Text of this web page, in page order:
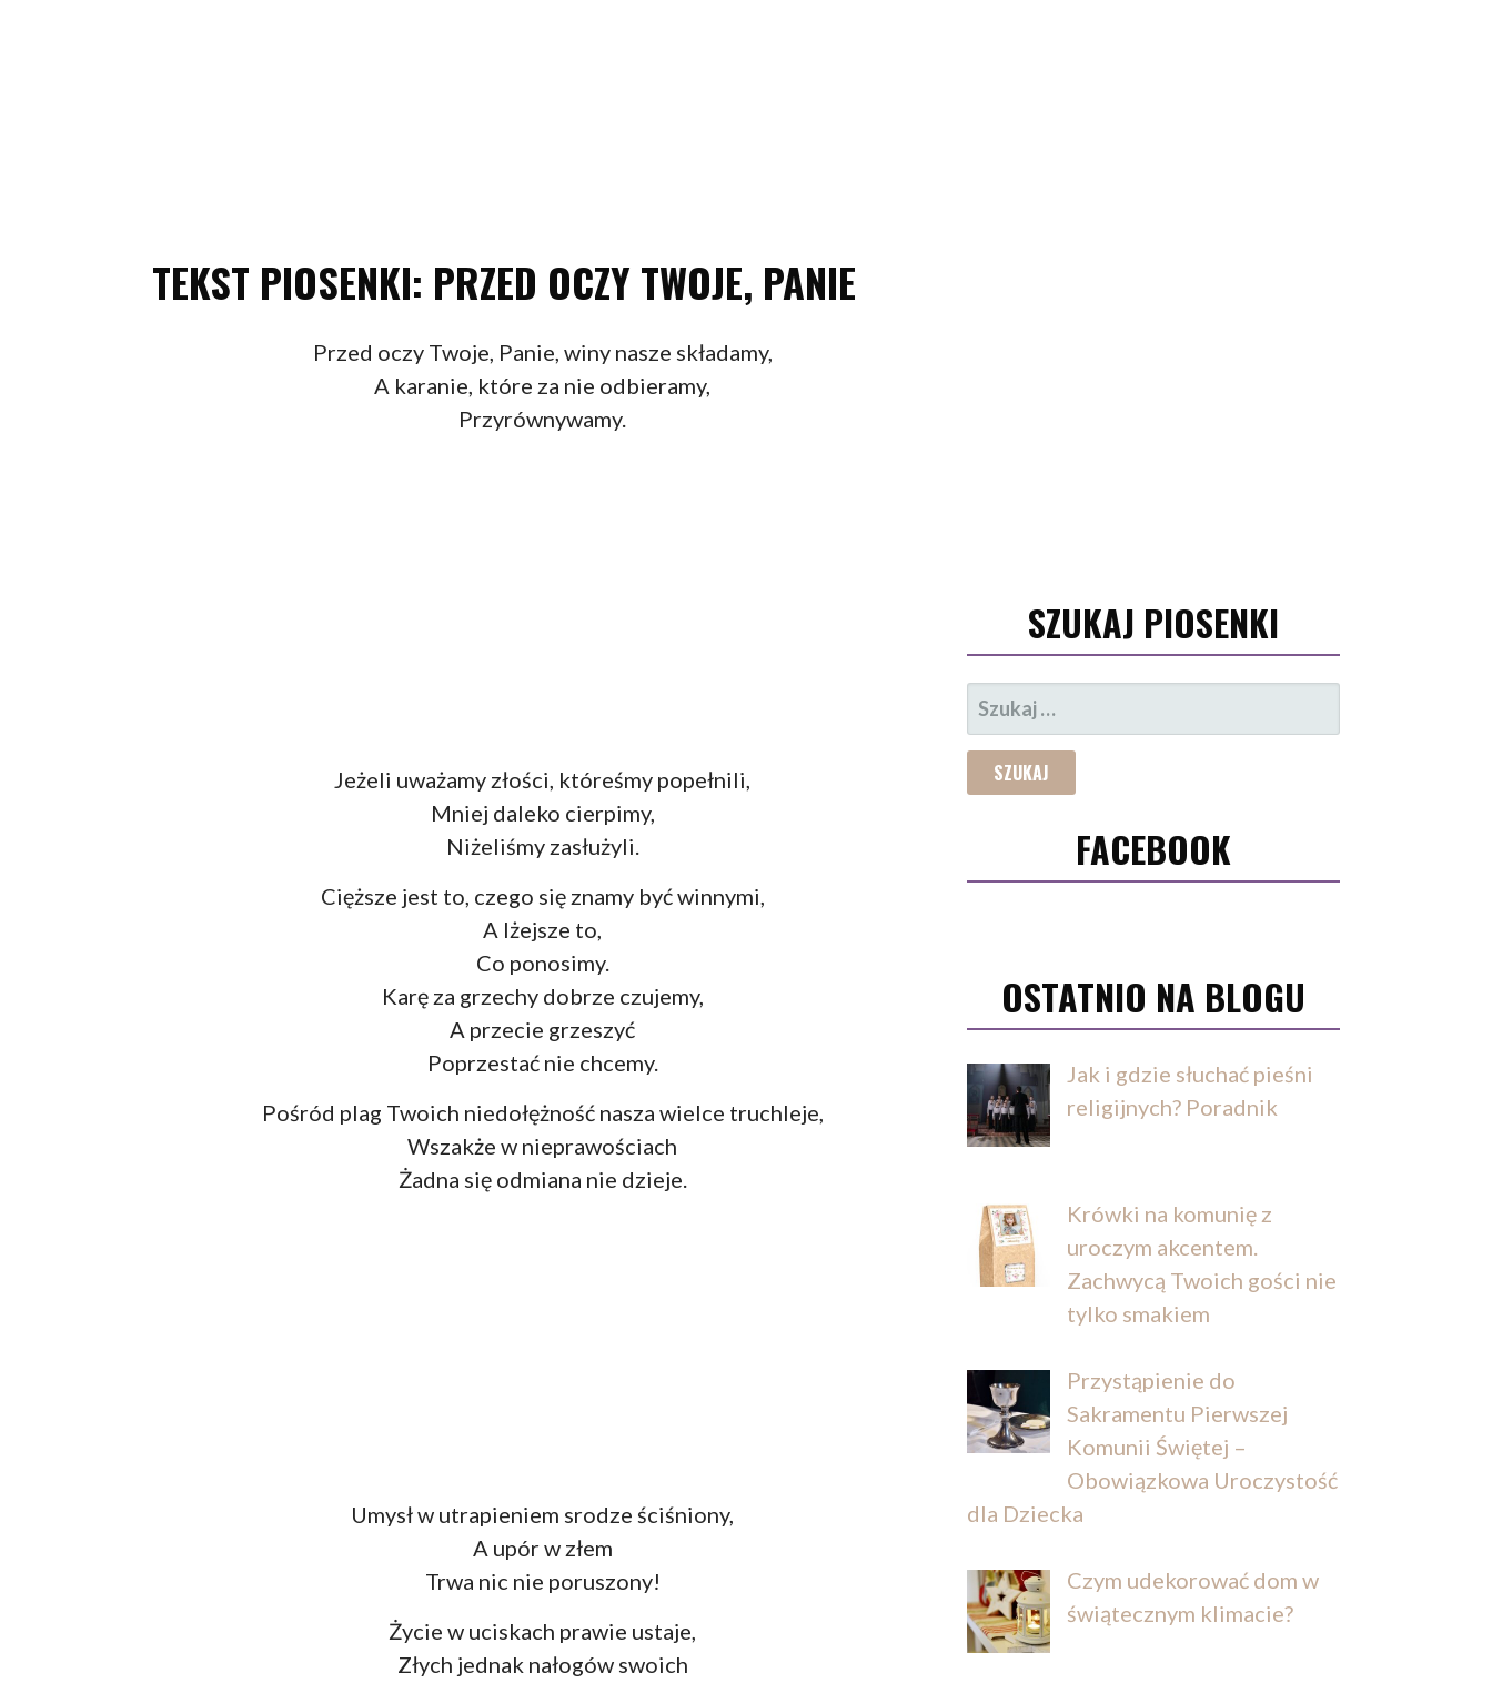
TEKST PIOSENKI: PRZED OCZY TWOJE, PANIE
Przed oczy Twoje, Panie, winy nasze składamy,
A karanie, które za nie odbieramy,
Przyrównywamy.
Jeżeli uważamy złości, któreśmy popełnili,
Mniej daleko cierpimy,
Niżeliśmy zasłużyli.
Cięższe jest to, czego się znamy być winnymi,
A lżejsze to,
Co ponosimy.
Karę za grzechy dobrze czujemy,
A przecie grzeszyć
Poprzestać nie chcemy.
Pośród plag Twoich niedołężność nasza wielce truchleje,
Wszakże w nieprawościach
Żadna się odmiana nie dzieje.
Umysł w utrapieniem srodze ściśniony,
A upór w złem
Trwa nic nie poruszony!
Życie w uciskach prawie ustaje,
Złych jednak nałogów swoich
SZUKAJ PIOSENKI
SZUKAJ:
FACEBOOK
OSTATNIO NA BLOGU
Jak i gdzie słuchać pieśni
religijnych? Poradnik
Krówki na komunię z
uroczym akcentem.
Zachwycą Twoich gości nie
tylko smakiem
Przystąpienie do
Sakramentu Pierwszej
Komunii Świętej –
Obowiązkowa Uroczystość
dla Dziecka
Czym udekorować dom w
świątecznym klimacie?